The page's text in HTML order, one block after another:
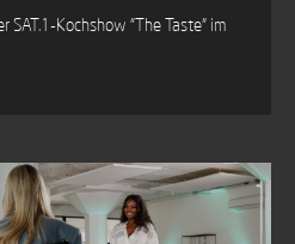
SAT.1-Kochshow "The Taste" im